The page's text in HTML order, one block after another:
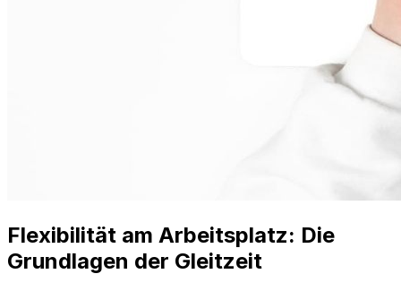
Flexibilität am Arbeitsplatz: Die
Grundlagen der Gleitzeit